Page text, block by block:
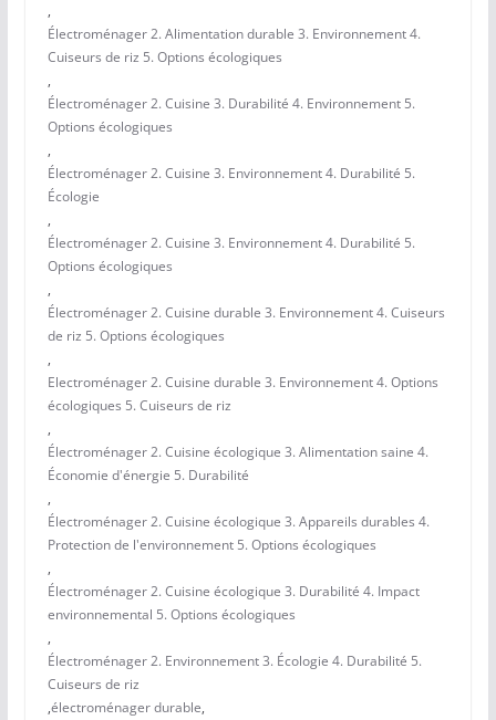
,
Électroménager 2. Alimentation durable 3. Environnement 4.
Cuiseurs de riz 5. Options écologiques
,
Électroménager 2. Cuisine 3. Durabilité 4. Environnement 5.
Options écologiques
,
Électroménager 2. Cuisine 3. Environnement 4. Durabilité 5.
Écologie
,
Électroménager 2. Cuisine 3. Environnement 4. Durabilité 5.
Options écologiques
,
Électroménager 2. Cuisine durable 3. Environnement 4. Cuiseurs
de riz 5. Options écologiques
,
Electroménager 2. Cuisine durable 3. Environnement 4. Options
écologiques 5. Cuiseurs de riz
,
Électroménager 2. Cuisine écologique 3. Alimentation saine 4.
Économie d'énergie 5. Durabilité
,
Électroménager 2. Cuisine écologique 3. Appareils durables 4.
Protection de l'environnement 5. Options écologiques
,
Électroménager 2. Cuisine écologique 3. Durabilité 4. Impact
environnemental 5. Options écologiques
,
Électroménager 2. Environnement 3. Écologie 4. Durabilité 5.
Cuiseurs de riz
,électroménager durable,